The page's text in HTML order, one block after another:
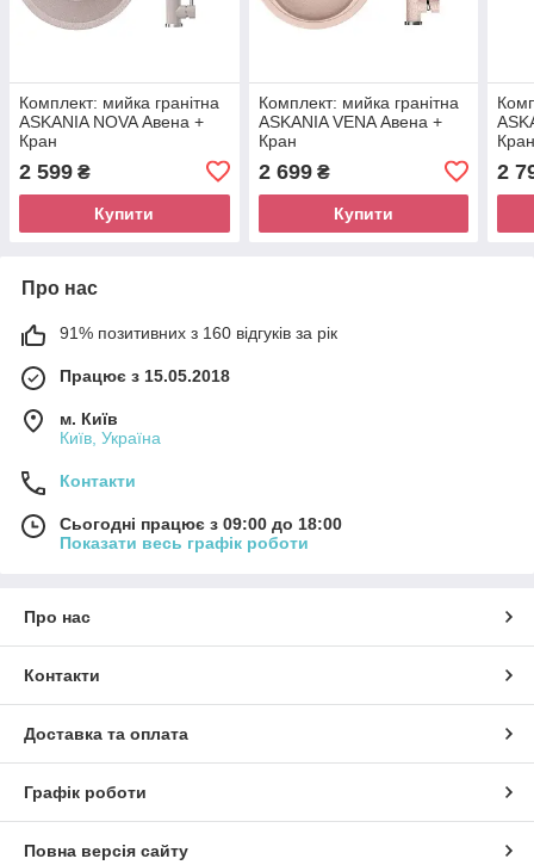
Комплект: мийка гранітна
ASKANIA NOVA Авена +
Кран
2 599 ₴
Купити
Комплект: мийка гранітна
ASKANIA VENA Авена +
Кран
2 699₴
Купити
2
Про нас
91% позитивних з 160 відгуків за рік
Працює з 15.05.2018
м. Київ
Київ, Україна
Контакти
Сьогодні працює з 09:00 до 18:00
Показати весь графік роботи
Про нас
Контакти
Доставка та оплата
Графік роботи
Повна версія сайту